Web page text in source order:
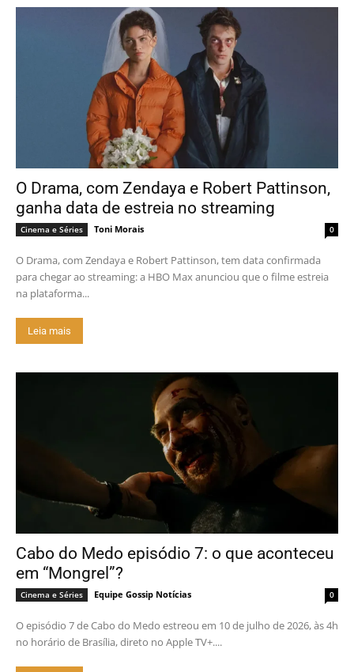
O Drama, com Zendaya e Robert Pattinson,
ganha data de estreia no streaming
Cinema e Séries Toni Morais 0
O Drama, com Zendaya e Robert Pattinson, tem data confirmada
para chegar ao streaming: a HBO Max anunciou que o filme estreia
na plataforma...
Leia mais
Cabo do Medo episódio 7: o que aconteceu
em “Mongrel”?
Cinema e Séries Equipe Gossip Notícias 0
O episódio 7 de Cabo do Medo estreou em 10 de julho de 2026, às 4h
no horário de Brasília, direto no Apple TV+....